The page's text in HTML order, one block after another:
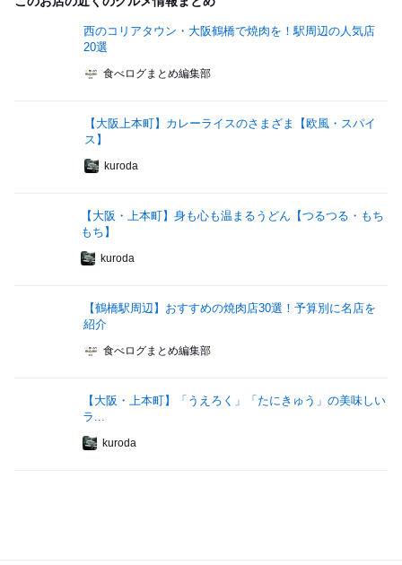
西のコリアタウン・大阪鶴橋で焼肉を！駅周辺の人気店
20選
食べログまとめ編集部
【大阪上本町】カレーライスのさまざま【欧風・スパイ
ス】
kuroda
【大阪・上本町】身も心も温まるうどん【つるつる・もち
もち】
kuroda
【鶴橋駅周辺】おすすめの焼肉店30選！予算別に名店を
紹介
食べログまとめ編集部
【大阪・上本町】「うえろく」「たにきゅう」の美味しい
ラ...
kuroda